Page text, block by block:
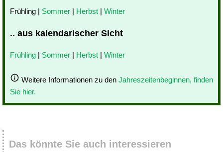
Frühling | Sommer | Herbst | Winter
.. aus kalendarischer Sicht
Frühling | Sommer | Herbst | Winter
Weitere Informationen zu den Jahreszeitenbeginnen, finden
Sie hier.
Das könnte Sie auch interessieren